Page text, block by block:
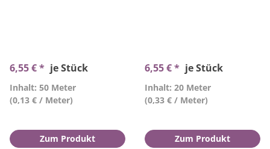
6,55 € * je Stück
Inhalt: 50 Meter
(0,13 € / Meter)
Zum Produkt
6,55 € * je Stück
Inhalt: 20 Meter
(0,33 € / Meter)
Zum Produkt